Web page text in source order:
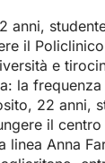
anni,
il
e
la
22 anni,
il
linea Anna